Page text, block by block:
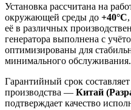
Установка рассчитана на
окружающей среды до +40°C
её в различных
генератора выполнена с
оптимизированы для
минимального обслуживания.
Гарантийный срок составляет
производства — Китай
подтверждает качество